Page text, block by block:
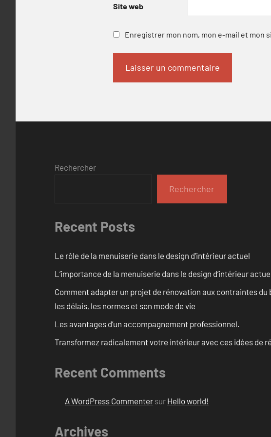
Site web
Enregistrer mon nom, mon e-mail et mon
Rechercher
Rechercher
Recent Posts
Le rôle de la menuiserie dans le design d’intérieur actuel
L’importance de la menuiserie dans le design d’intérieur
Comment adapter un projet de rénovation aux contraintes
les délais, les normes et son mode de vie
Les avantages d’un accompagnement professionnel.
Transformez radicalement votre intérieur avec ces idées de
Recent Comments
A WordPress Commenter sur Hello world!
Archives